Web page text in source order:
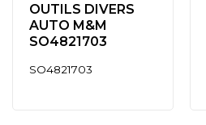
OUTILS DIVERS
AUTO M&M
SO4821703
SO4821703